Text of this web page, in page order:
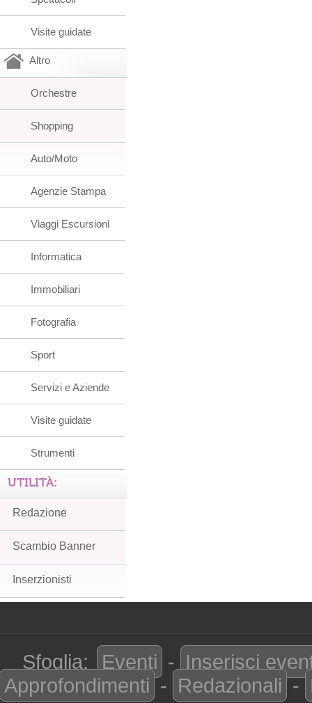
Visite guidate
Altro
Orchestre
Shopping
Auto/Moto
Agenzie Stampa
Viaggi Escursioni
Informatica
Immobiliari
Fotografia
Sport
Servizi e Aziende
Visite guidate
Strumenti
UTILITÀ:
Redazione
Scambio Banner
Inserzionisti
Sfoglia: Eventi - Inserisci
Approfondimenti - Redazionali -